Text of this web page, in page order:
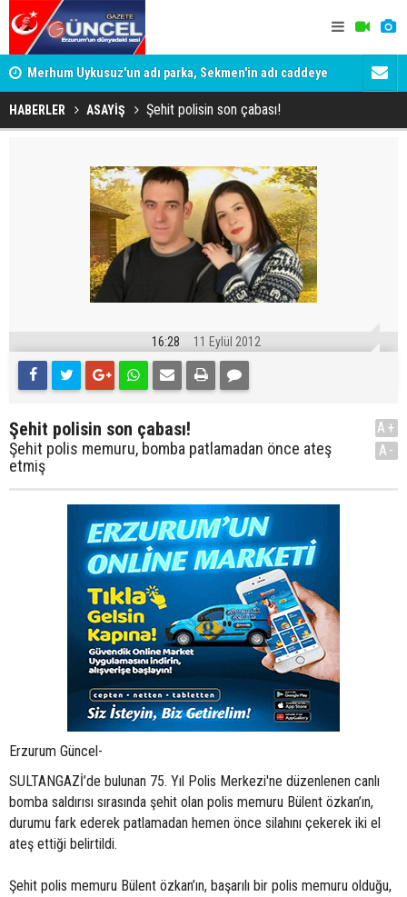
Merhum Uykusuz'un adı parka, Sekmen'in adı caddeye
verildi
HABERLER ASAYİŞ Şehit polisin son çabası!
16:28 11 Eylül 2012
Şehit polisin son çabası!
Şehit polis memuru, bomba patlamadan önce ateş
etmiş
A+
A-
Erzurum Güncel-
SULTANGAZİ’de bulunan 75. Yıl Polis Merkezi'ne düzenlenen canlı
bomba saldırısı sırasında şehit olan polis memuru Bülent özkan’ın,
durumu fark ederek patlamadan hemen önce silahını çekerek iki el
ateş ettiği belirtildi.
Şehit polis memuru Bülent özkan’ın, başarılı bir polis memuru olduğu,